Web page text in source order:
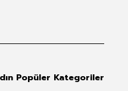
Popüler Kategoriler